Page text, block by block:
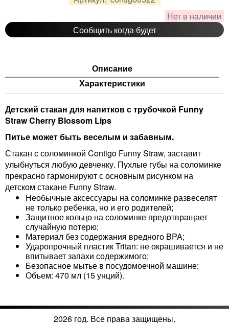
Нет в наличии
Сообщить когда будет
Описание
Характеристики
Детский стакан для напитков с трубочкой Funny
Straw Cherry Blossom Lips
Питье может быть веселым и забавным.
Стакан с соломинкой Contigo Funny Straw, заставит
улыбнуться любую девченку. Пухлые губы на соломинке
прекрасно гармонируют с основным рисунком на
детском стакане Funny Straw.
Необычные аксессуары на соломинке развеселят
не только ребенка, но и его родителей;
Защитное кольцо на соломинке предотвращает
случайную потерю;
Материал без содержания вредного BPA;
Ударопрочный пластик Tritan: не окрашивается и не
впитывает запахи содержимого;
Безопасное мытье в посудомоечной машине;
Объем: 470 мл (15 унций).
2026 год. Все права защищены.